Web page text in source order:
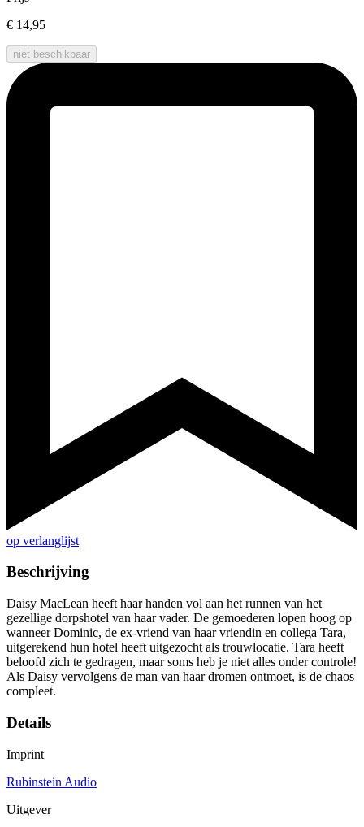
€ 14,95
niet beschikbaar
op verlanglijst
Beschrijving
Daisy MacLean heeft haar handen vol aan het runnen van het
gezellige dorpshotel van haar vader. De gemoederen lopen hoog op
wanneer Dominic, de ex-vriend van haar vriendin en collega Tara,
uitgerekend hun hotel heeft uitgezocht als trouwlocatie. Tara heeft
beloofd zich te gedragen, maar soms heb je niet alles onder controle!
Als Daisy vervolgens de man van haar dromen ontmoet, is de chaos
compleet.
Details
Imprint
Rubinstein Audio
Uitgever